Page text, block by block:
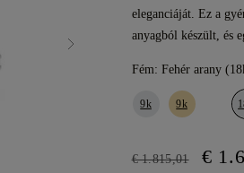
eleganciáját. Ez a
anyagból készült, és
Fém: Fehér arany
9k 9k
€ 1.815,01 €